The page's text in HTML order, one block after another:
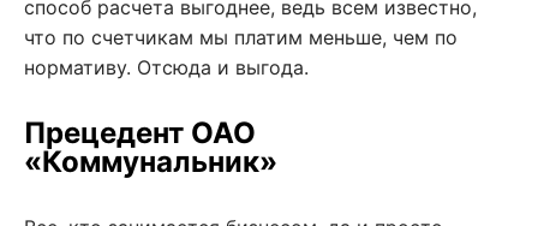
способ расчета выгоднее, ведь всем известно,
что по счетчикам мы платим меньше, чем по
нормативу. Отсюда и выгода.
Прецедент ОАО
«Коммунальник»